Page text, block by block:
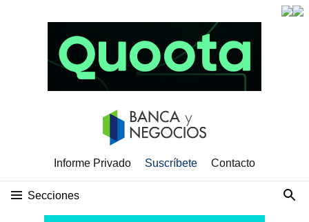
Informe Privado Suscríbete Contacto
Secciones